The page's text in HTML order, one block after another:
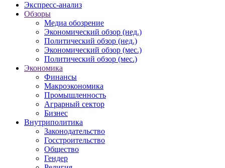
Экспресс-анализ
Обзоры
Медиа обозрение
Экономический обзор (нед.)
Политический обзор (нед.)
Экономический обзор (мес.)
Политический обзор (мес.)
Экономика
Финансы
Макроэкономика
Промышленность
Аграрный сектор
Бизнес
Внутриполитика
Законодательство
Госстроительство
Общество
Гендер